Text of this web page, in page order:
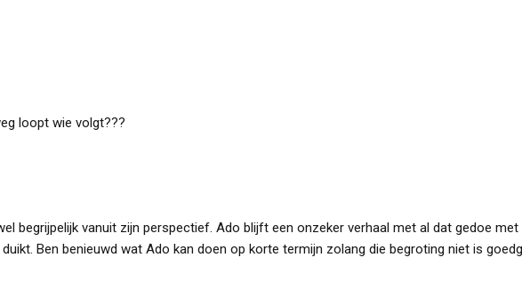
loopt wie volgt???
begrijpelijk vanuit zijn perspectief. Ado blijft een onzeker verhaal met al dat gedoe met
Ben benieuwd wat Ado kan doen op korte termijn zolang die begroting niet is